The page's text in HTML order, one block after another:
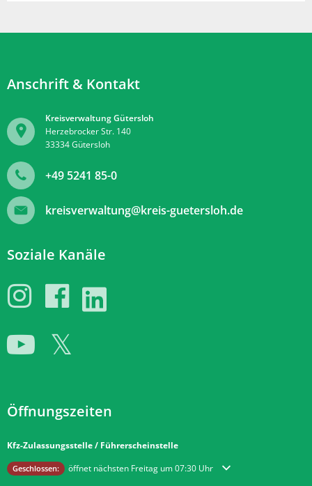
Anschrift & Kontakt
Kreisverwaltung Gütersloh
Herzebrocker Str. 140
33334Gütersloh
+49 5241 85-0
kreisverwaltung@kreis-guetersloh.de
Soziale Kanäle
Öffnungszeiten
Kfz-Zulassungsstelle / Führerscheinstelle
Klicken, um weitere Öffnungs- oder Schließzeiten auszublenden
Geschlossen: öffnet nächsten Freitag um 07:30 Uhr